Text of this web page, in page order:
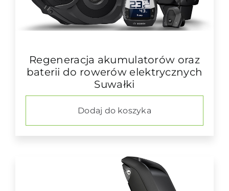
Regeneracja akumulatorów oraz
baterii do rowerów elektrycznych
Suwałki
Dodaj do koszyka